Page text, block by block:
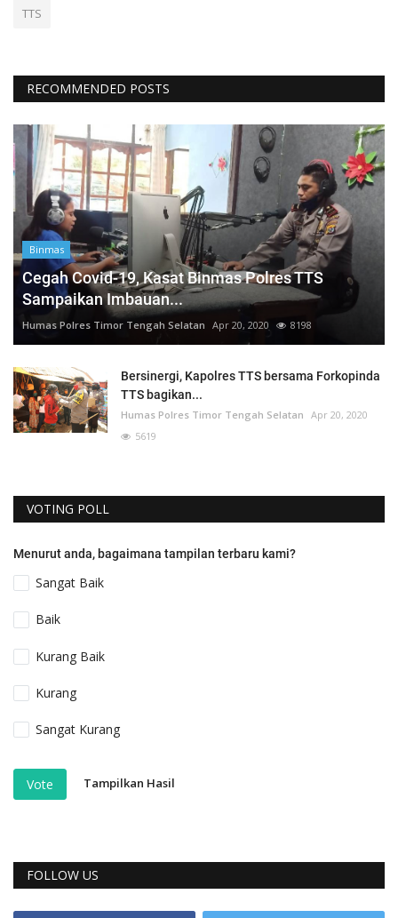
TTS
RECOMMENDED POSTS
Binmas
Cegah Covid-19, Kasat Binmas Polres TTS
Sampaikan Imbauan...
Humas Polres Timor Tengah Selatan Apr 20, 2020 8198
Bersinergi, Kapolres TTS bersama Forkopinda
TTS bagikan...
Humas Polres Timor Tengah Selatan Apr 20, 2020
5619
VOTING POLL
Menurut anda, bagaimana tampilan terbaru kami?
Sangat Baik
Baik
Kurang Baik
Kurang
Sangat Kurang
Vote Tampilkan Hasil
FOLLOW US